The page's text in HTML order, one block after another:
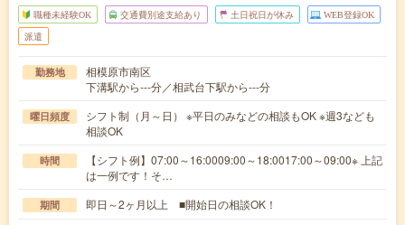
職種未経験OK 交通費別途支給あり 土日祝日が休み WEB登録OK
派遣
勤務地
相模原市南区
下溝駅から---分／相武台下駅から---分
曜日頻度
シフト制（月～日） ※平日のみなどの相談もOK ※週3なども
相談OK
時間
【シフト例】07:00～16:0009:00～18:0017:00～09:00※ 上記
は一例です！そ…
期間 即日～2ヶ月以上 ■開始日の相談OK！